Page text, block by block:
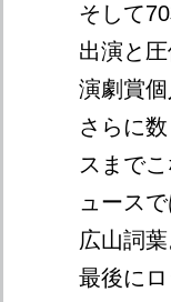
そして
出演と
演劇賞
さらに
スまで
ュース
広山詞葉
最後に